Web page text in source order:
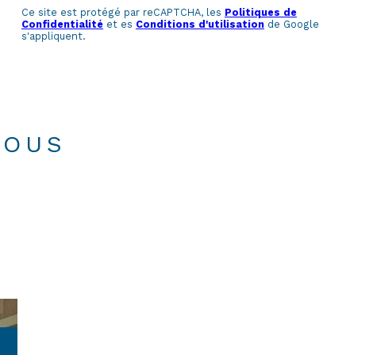
Ce site est protégé par reCAPTCHA, les Politiques de
Confidentialité et es Conditions d'utilisation de Google
s'appliquent.